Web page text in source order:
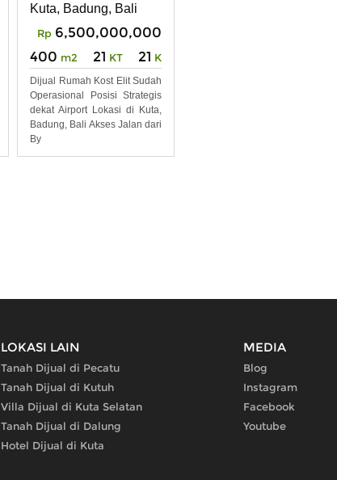
Kuta, Badung, Bali
Rp 6,500,000,000
400 m2 21 KT 21 KM
Dijual Rumah Kost Elit Sudah
Operasional Posisi Strategis
dekat Airport Lokasi di Kuta,
Badung, Bali Akses Jalan dari
By
LOKASI LAIN
Tanah Dijual di Pecatu
Tanah Dijual di Kutuh
Villa Dijual di Kuta Selatan
Tanah Dijual di Dalung
Hotel Dijual di Kuta
MEDIA
Blog
Instagram
Facebook
Youtube